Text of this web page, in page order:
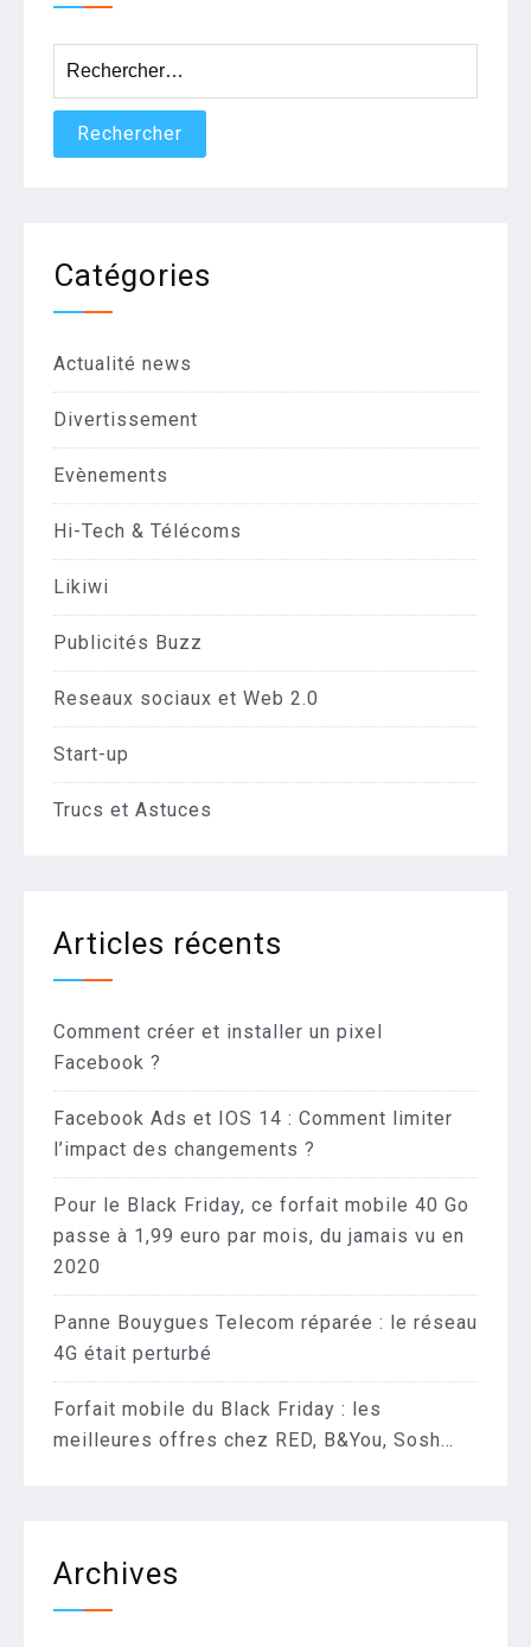
Catégories
Actualité news
Divertissement
Evènements
Hi-Tech & Télécoms
Likiwi
Publicités Buzz
Reseaux sociaux et Web 2.0
Start-up
Trucs et Astuces
Articles récents
Comment créer et installer un pixel
Facebook ?
Facebook Ads et IOS 14 : Comment limiter
l’impact des changements ?
Pour le Black Friday, ce forfait mobile 40 Go
passe à 1,99 euro par mois, du jamais vu en
2020
Panne Bouygues Telecom réparée : le réseau
4G était perturbé
Forfait mobile du Black Friday : les
meilleures offres chez RED, B&You, Sosh…
Archives